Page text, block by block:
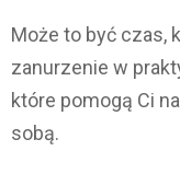
Może to być czas,
zanurzenie w
które pomogą Ci
sobą.